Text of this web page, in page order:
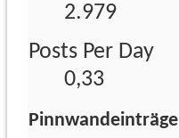
2.979
Posts Per Day
0,33
Pinnwandeinträge